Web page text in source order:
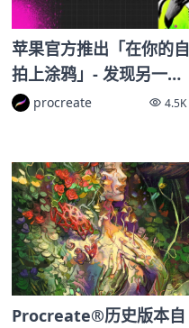
苹果官方推出「在你的自
拍上涂鸦」- 发现另一个
自我procreate 4.5K
Procreate®历史版本自